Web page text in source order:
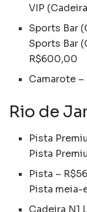
VIP
Sports Bar
Sports Bar
R$600,00
Camarote
Rio de
Pista
Pista
Pista –
Pista meia-
Cadeira N1